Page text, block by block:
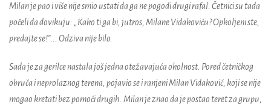
Milan je pao i više nije smio ustati da ga ne pogodi drugi rafal. Četnici su tada
počeli da dovikuju: „Kako ti ga bi, jutros, Milane Vidakoviću? Opkoljeni ste,
predajte se!”... Odziva nije bilo.
Sada je za gerilce nastala još jedna otežavajuća okolnost. Pored četničkog
obruča i neprolaznog terena, pojavio se i ranjeni Milan Vidaković, koji se nije
mogao kretati bez pomoći drugih. Milan je znao da je postao teret za grupu,